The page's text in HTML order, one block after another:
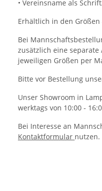
• Vereinsname als
Erhältlich in den Größen
Bei
zusätzlich eine
jeweiligen Größen per
Bitte vor Bestellung
Unser Showroom in
werktags von 10:00 -
Bei Interesse an
Kontaktformular nutzen.